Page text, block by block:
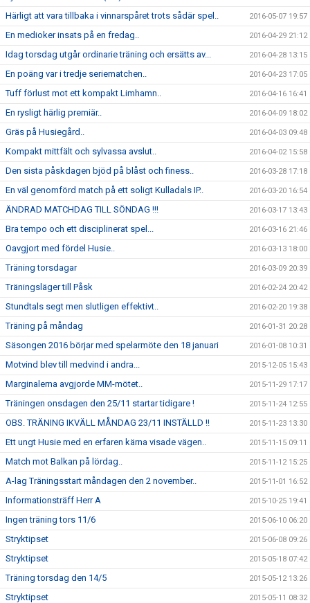
Härligt att vara tillbaka i vinnarspåret trots sådär spel.. 2016-05-07 19:57
En medioker insats på en fredag.. 2016-04-29 21:12
Idag torsdag utgår ordinarie träning och ersätts av... 2016-04-28 13:15
En poäng var i tredje seriematchen.. 2016-04-23 17:05
Tuff förlust mot ett kompakt Limhamn.. 2016-04-16 16:41
En rysligt härlig premiär.. 2016-04-09 18:02
Gräs på Husiegård.. 2016-04-03 09:48
Kompakt mittfält och sylvassa avslut.. 2016-04-02 15:58
Den sista påskdagen bjöd på blåst och finess.. 2016-03-28 17:18
En väl genomförd match på ett soligt Kulladals IP.. 2016-03-20 16:54
ÄNDRAD MATCHDAG TILL SÖNDAG !!! 2016-03-17 13:43
Bra tempo och ett disciplinerat spel... 2016-03-16 21:46
Oavgjort med fördel Husie.. 2016-03-13 18:00
Träning torsdagar 2016-03-09 20:39
Träningsläger till Påsk 2016-02-24 20:42
Stundtals segt men slutligen effektivt.. 2016-02-20 19:38
Träning på måndag 2016-01-31 20:28
Säsongen 2016 börjar med spelarmöte den 18 januari 2016-01-08 10:31
Motvind blev till medvind i andra... 2015-12-05 15:43
Marginalerna avgjorde MM-mötet.. 2015-11-29 17:17
Träningen onsdagen den 25/11 startar tidigare ! 2015-11-24 12:55
OBS. TRÄNING IKVÄLL MÅNDAG 23/11 INSTÄLLD !! 2015-11-23 13:30
Ett ungt Husie med en erfaren kärna visade vägen.. 2015-11-15 09:11
Match mot Balkan på lördag.. 2015-11-12 15:25
A-lag Träningsstart måndagen den 2 november.. 2015-11-01 16:52
Informationsträff Herr A 2015-10-25 19:41
Ingen träning tors 11/6 2015-06-10 06:20
Stryktipset 2015-06-08 09:26
Stryktipset 2015-05-18 07:42
Träning torsdag den 14/5 2015-05-12 13:26
Stryktipset 2015-05-11 08:32